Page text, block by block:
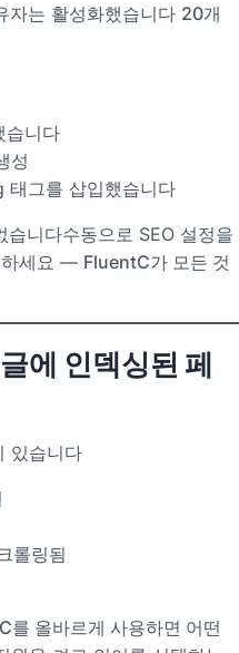
자는 활성화했습니다 20개
습니다
성
태그를 삽입했습니다
습니다수동으로 SEO 설정을
하세요 — FluentC가 모든 것
에 인덱싱된 페
있습니다
롤링됨
를 올바르게 사용하면 어떤